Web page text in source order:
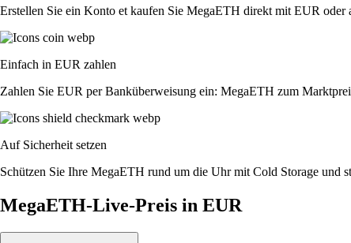
Erstellen Sie ein Konto et kaufen Sie MegaETH direkt mit EUR oder
Einfach in EUR zahlen
Zahlen Sie EUR per Banküberweisung ein: MegaETH zum
Auf Sicherheit setzen
Schützen Sie Ihre MegaETH rund um die Uhr mit Cold Storage und
MegaETH-Live-Preis in EUR